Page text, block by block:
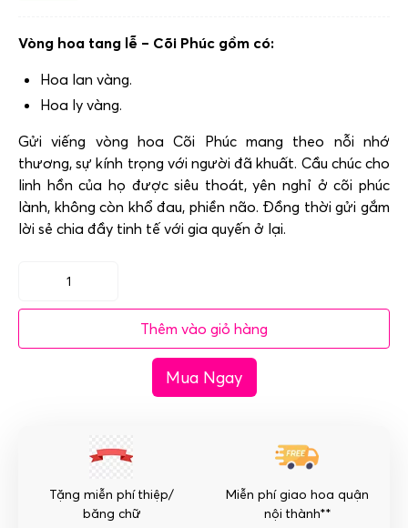
Vòng hoa tang lễ – Cõi Phúc gồm có:
Hoa lan vàng.
Hoa ly vàng.
Gửi viếng vòng hoa Cõi Phúc mang theo nỗi nhớ
thương, sự kính trọng với người đã khuất. Cầu chúc cho
linh hồn của họ được siêu thoát, yên nghỉ ở cõi phúc
lành, không còn khổ đau, phiền não. Đồng thời gửi gắm
lời sẻ chia đầy tinh tế với gia quyến ở lại.
Vòng
hoa
lượng
Thêm vào giỏ hàng
Mua Ngay
Tặng miễn phí thiệp/
băng chữ
Miễn phí giao hoa quận
nội thành**